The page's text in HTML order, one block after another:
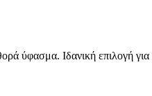
ύφασμα. Ιδανική επιλογή